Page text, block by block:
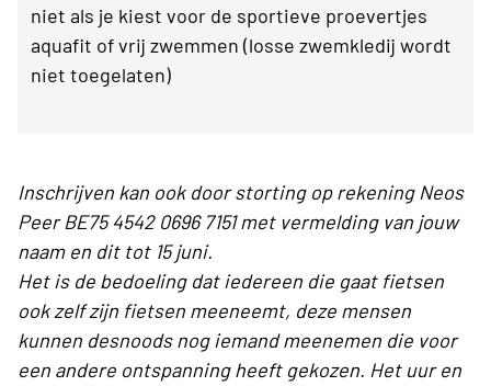
niet als je kiest voor de sportieve proevertjes
aquafit of vrij zwemmen (losse zwemkledij wordt
niet toegelaten)
Inschrijven kan ook door storting op rekening Neos
Peer BE75 4542 0696 7151 met vermelding van jouw
naam en dit tot 15 juni.
Het is de bedoeling dat iedereen die gaat fietsen
ook zelf zijn fietsen meeneemt, deze mensen
kunnen desnoods nog iemand meenemen die voor
een andere ontspanning heeft gekozen. Het uur en